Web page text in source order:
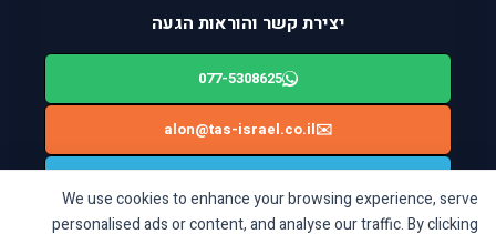
We use cookies to enhance your browsing experience, serve
personalised ads or content, and analyse our traffic. By clicking
יצירת קשר והוראות הגעה
077-5308625
✉️
alon@tas-israel.co.il